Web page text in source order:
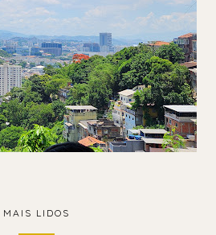
MAIS LIDOS